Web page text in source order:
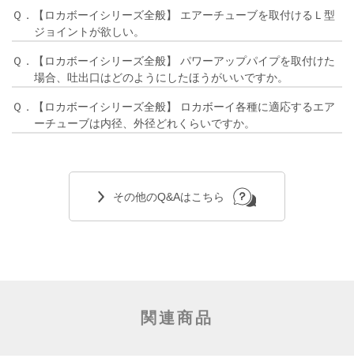
Ｑ．【ロカボーイシリーズ全般】 エアーチューブを取付けるＬ型
ジョイントが欲しい。
Ｑ．【ロカボーイシリーズ全般】 パワーアップパイプを取付けた
場合、吐出口はどのようにしたほうがいいですか。
Ｑ．【ロカボーイシリーズ全般】 ロカボーイ各種に適応するエア
ーチューブは内径、外径どれくらいですか。
その他のQ&Aはこちら
関連商品